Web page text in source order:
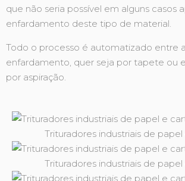
que não seria possível em alguns casos
enfardamento deste tipo de material.
Todo o processo é automatizado entre
enfardamento, quer seja por tapete ou
por aspiração.
Trituradores industriais de
Trituradores industriais de